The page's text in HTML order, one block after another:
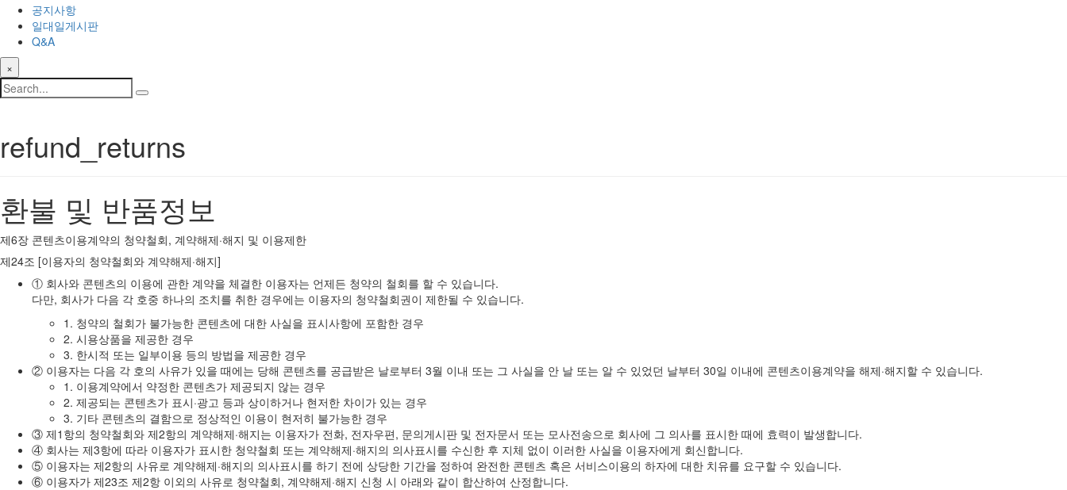
공지사항
일대일게시판
Q&A
×
refund_returns
환불 및 반품정보
제6장 콘텐츠이용계약의 청약철회, 계약해제·해지 및 이용제한
제24조 [이용자의 청약철회와 계약해제·해지]
① 회사와 콘텐츠의 이용에 관한 계약을 체결한 이용자는 언제든 청약의 철회를 할 수 있습니다.
다만, 회사가 다음 각 호중 하나의 조치를 취한 경우에는 이용자의 청약철회권이 제한될 수 있습니다.
1. 청약의 철회가 불가능한 콘텐츠에 대한 사실을 표시사항에 포함한 경우
2. 시용상품을 제공한 경우
3. 한시적 또는 일부이용 등의 방법을 제공한 경우
② 이용자는 다음 각 호의 사유가 있을 때에는 당해 콘텐츠를 공급받은 날로부터 3월 이내 또는 그 사실을 안 날 또는 알 수 있었던 날부터 30일 이내에 콘텐츠이용계약을 해제·해지할 수 있습니다.
1. 이용계약에서 약정한 콘텐츠가 제공되지 않는 경우
2. 제공되는 콘텐츠가 표시·광고 등과 상이하거나 현저한 차이가 있는 경우
3. 기타 콘텐츠의 결함으로 정상적인 이용이 현저히 불가능한 경우
③ 제1항의 청약철회와 제2항의 계약해제·해지는 이용자가 전화, 전자우편, 문의게시판 및 전자문서 또는 모사전송으로 회사에 그 의사를 표시한 때에 효력이 발생합니다.
④ 회사는 제3항에 따라 이용자가 표시한 청약철회 또는 계약해제·해지의 의사표시를 수신한 후 지체 없이 이러한 사실을 이용자에게 회신합니다.
⑤ 이용자는 제2항의 사유로 계약해제·해지의 의사표시를 하기 전에 상당한 기간을 정하여 완전한 콘텐츠 혹은 서비스이용의 하자에 대한 치유를 요구할 수 있습니다.
⑥ 이용자가 제23조 제2항 이외의 사유로 청약철회, 계약해제·해지 신청 시 아래와 같이 합산하여 산정합니다.